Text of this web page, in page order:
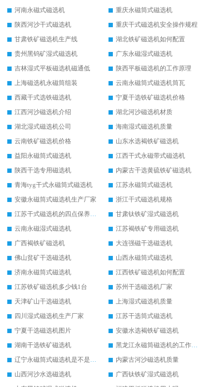
河南永磁式磁选机
重庆永磁筒式磁选机
陕西河沙干式磁选机
重庆干式磁选机安全操作规程
甘肃铁矿磁选机生产线
湖北铁矿磁选机如何配置
贵州黑钨矿湿式磁选机
广东永磁湿式磁选机
吉林湿式平板磁选机磁通低
陕西平板磁选机的工作原理
上海磁选机永磁筒组装
云南永磁筒式磁选机筒瓦
西藏干式选铁磁选机
宁夏干选铁矿磁选机价格
江西河沙磁选机介绍
湖北河沙磁选机材质
湖北湿式磁选机公司
海南湿式磁选机质量
云南铁矿磁选机价格
山东水选褐铁矿磁选机
益阳永磁筒式磁选机
江西干式永磁带式磁选机
陕西干选专用磁选机
内蒙古干选黄硫铁矿磁选机
青海tyg干式永磁筒式磁选机
江苏永磁筒式磁选机
安徽永磁筒式磁选机生产厂家
浙江干式磁选机规格
江苏干式磁选机的四点保养秘籍
甘肃钛铁矿湿式磁选机
云南永磁湿式磁选机
江苏褐铁矿专用磁选机
广西褐铁矿磁选机
大连强磁干选磁选机
佛山贫矿干选磁选机
山西永磁筒式磁选机
济南永磁筒式磁选机
江西铁矿磁选机如何配置
江苏铁矿磁选机多少钱1台
苏州干选磁选机厂家
天津矿山干选磁选机
上海湿式磁选机质量
四川湿式磁选机生产厂家
江苏干选筒式磁选机
宁夏干选磁选机图片
安徽水选褐铁矿磁选机
湖南干选铁矿磁选机
黑龙江永磁筒磁选机的工作原理
辽宁永磁筒式磁选机是不是强磁
内蒙古河沙磁选机质量
山西河沙水选磁选机
广西钛铁矿湿式磁选机